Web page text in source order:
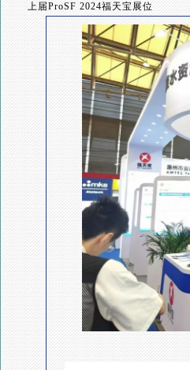
上届ProSF 2024福天宝展位